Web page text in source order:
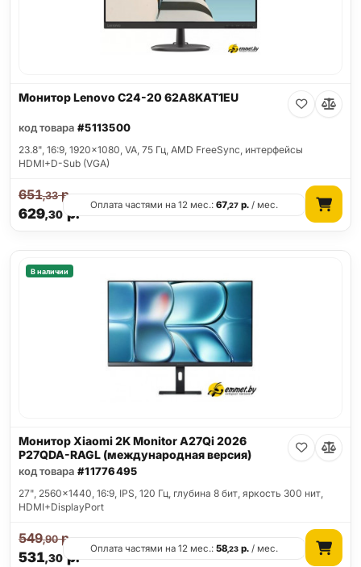
Монитор Lenovo C24-20 62A8KAT1EU
код товара #5113500
23.8", 16:9, 1920x1080, VA, 75 Гц, AMD FreeSync, интерфейсы
HDMI+D-Sub (VGA)
629,30р.
651,33р.
Оплата частями на 12 мес.:67,27 р. / мес.
В наличии
Монитор Xiaomi 2K Monitor A27Qi 2026
P27QDA-RAGL (международная версия)
код товара #11776495
27", 2560x1440, 16:9, IPS, 120 Гц, глубина 8 бит, яркость 300 нит,
HDMI+DisplayPort
531,30р.
549,90р.
Оплата частями на 12 мес.:58,23 р. / мес.